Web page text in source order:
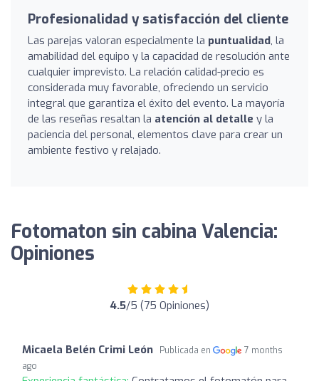
Profesionalidad y satisfacción del cliente
Las parejas valoran especialmente la puntualidad, la
amabilidad del equipo y la capacidad de resolución ante
cualquier imprevisto. La relación calidad-precio es
considerada muy favorable, ofreciendo un servicio
integral que garantiza el éxito del evento. La mayoría
de las reseñas resaltan la atención al detalle y la
paciencia del personal, elementos clave para crear un
ambiente festivo y relajado.
Fotomaton sin cabina Valencia:
Opiniones
4.5/5 (75 Opiniones)
Micaela Belén Crimi León Publicada en
7 months
ago